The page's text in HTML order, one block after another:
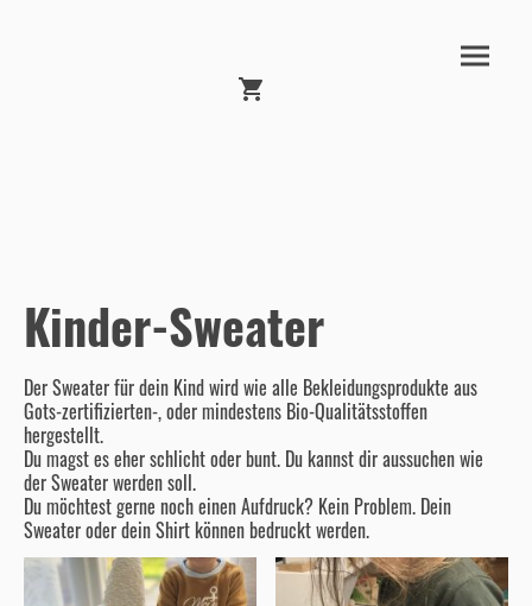
Kinder-Sweater
Der Sweater für dein Kind wird wie alle Bekleidungsprodukte aus
Gots-zertifizierten-, oder mindestens Bio-Qualitätsstoffen
hergestellt.
Du magst es eher schlicht oder bunt. Du kannst dir aussuchen wie
der Sweater werden soll.
Du möchtest gerne noch einen Aufdruck? Kein Problem. Dein
Sweater oder dein Shirt können bedruckt werden.